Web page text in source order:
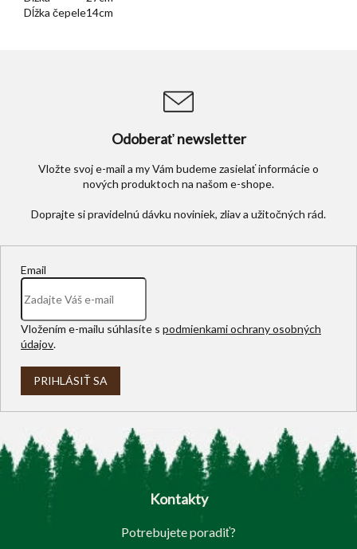
Dĺžka čepele14cm
Odoberať newsletter
Vložte svoj e-mail a my Vám budeme zasielať informácie o
nových produktoch na našom e-shope.
Email
Vložením e-mailu súhlasíte s podmienkami ochrany osobných
údajov.
PRIHLÁSIŤ SA
Z
Kontakty
Potrebujete poradiť?